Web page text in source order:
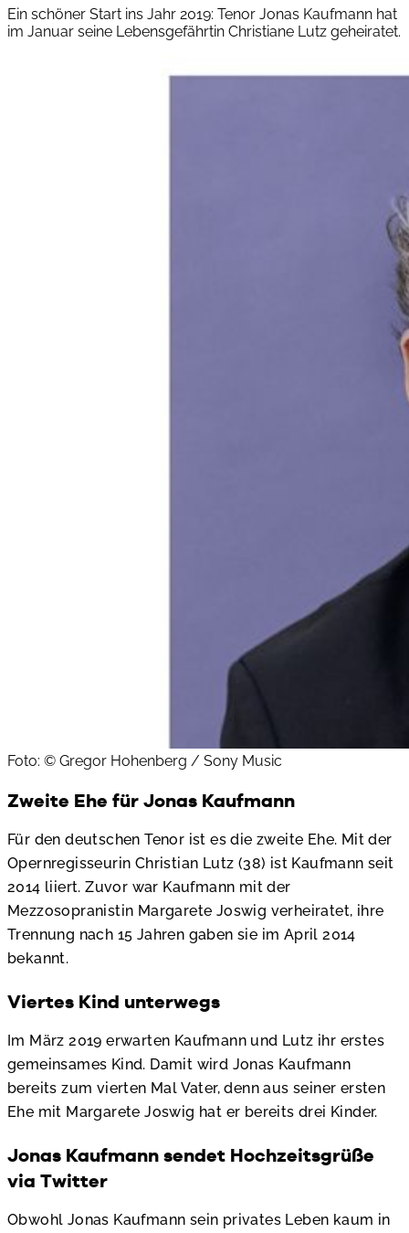
Ein schöner Start ins Jahr 2019: Tenor Jonas Kaufmann hat
im Januar seine Lebensgefährtin Christiane Lutz geheiratet.
Foto: © Gregor Hohenberg / Sony Music
Zweite Ehe für Jonas Kaufmann
Für den deutschen Tenor ist es die zweite Ehe. Mit der
Opernregisseurin Christian Lutz (38) ist Kaufmann seit
2014 liiert. Zuvor war Kaufmann mit der
Mezzosopranistin Margarete Joswig verheiratet, ihre
Trennung nach 15 Jahren gaben sie im April 2014
bekannt.
Viertes Kind unterwegs
Im März 2019 erwarten Kaufmann und Lutz ihr erstes
gemeinsames Kind. Damit wird Jonas Kaufmann
bereits zum vierten Mal Vater, denn aus seiner ersten
Ehe mit Margarete Joswig hat er bereits drei Kinder.
Jonas Kaufmann sendet Hochzeitsgrüße
via Twitter
Obwohl Jonas Kaufmann sein privates Leben kaum in